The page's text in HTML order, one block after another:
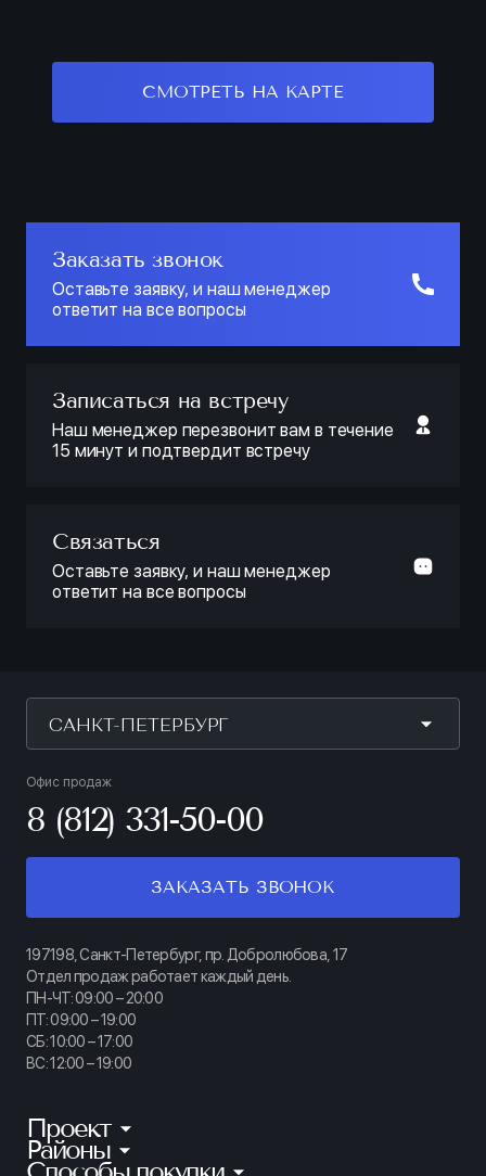
СМОТРЕТЬ НА КАРТЕ
Заказать звонок
Оставьте заявку, и наш менеджер
ответит на все вопросы
Записаться на встречу
Наш менеджер перезвонит вам в течение
15 минут и подтвердит встречу
Связаться
Оставьте заявку, и наш менеджер
ответит на все вопросы
САНКТ-ПЕТЕРБУРГ
Офис продаж
8 (812) 331-50-00
ЗАКАЗАТЬ ЗВОНОК
197198, Санкт-Петербург, пр. Добролюбова, 17
Отдел продаж работает каждый день.
ПН-ЧТ: 09:00 – 20:00
ПТ: 09:00 – 19:00
СБ: 10:00 – 17:00
ВС: 12:00 – 19:00
Проект
КИНОПАРК
Районы
Калининский